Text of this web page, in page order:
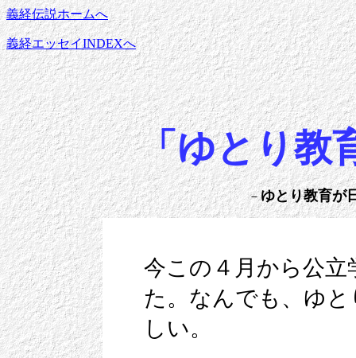
義経伝説ホームへ
義経エッセイINDEXへ
「ゆとり教
－ゆとり教育が
今この４月から公立
た。なんでも、ゆ
しい。